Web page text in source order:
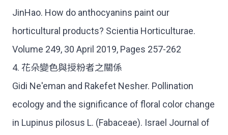
JinHao. How do anthocyanins paint our
horticultural products? Scientia Horticulturae.
Volume 249, 30 April 2019, Pages 257-262
4. 花朵變色與授粉者之關係
Gidi Ne'eman and Rakefet Nesher. Pollination
ecology and the significance of floral color change
in Lupinus pilosus L. (Fabaceae). Israel Journal of